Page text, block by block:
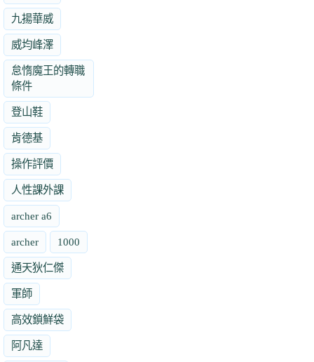
九揚華威
威均峰澤
怠惰魔王的轉職
條件
登山鞋
肯德基
操作評價
人性課外課
archer a6
archer 1000
通天狄仁傑
軍師
高效鎖鮮袋
阿凡達